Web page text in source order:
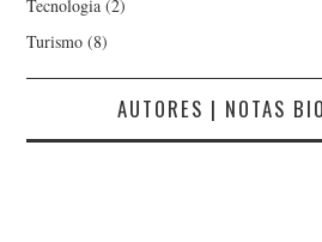
Tecnologia (2)
Turismo (8)
AUTORES | NOTAS